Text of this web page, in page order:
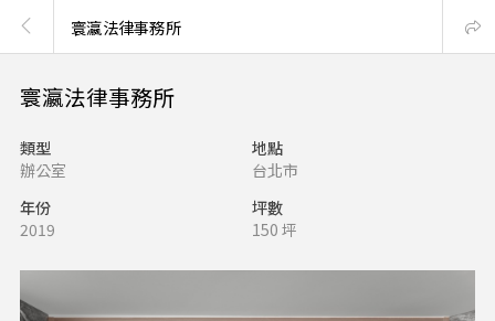
寰瀛法律事務所
寰瀛法律事務所
類型
辦公室
地點
台北市
年份
2019
坪數
150 坪